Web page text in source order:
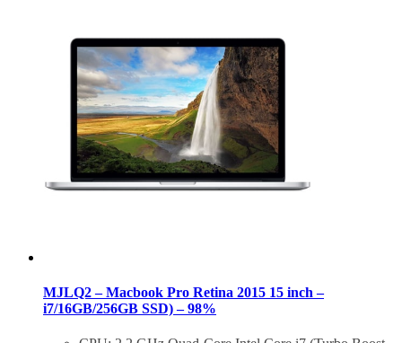
Bảo hành 6 tháng, đổi trả trong vòng 15 ngày
Miễn phí vận chuyển toàn quốc
Miễn phí hỗ trợ cài đặt phần mềm
MJLQ2 – Macbook Pro Retina 2015 15 inch –
i7/16GB/256GB SSD) – 98%